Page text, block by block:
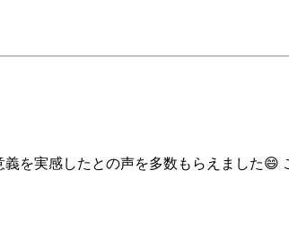
を実感したとの声を多数もらえました😄